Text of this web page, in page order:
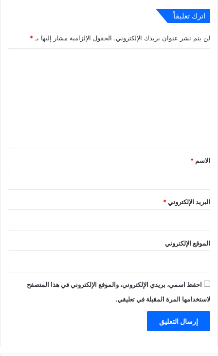
اترك تعليقاً
لن يتم نشر عنوان بريدك الإلكتروني. الحقول الإلزامية مشار إليها بـ *
*
الاسم *
البريد الإلكتروني*
الموقع الإلكتروني
احفظ اسمي، بريدي الإلكتروني، والموقع الإلكتروني في هذا المتصفح
لاستخدامها المرة المقبلة في تعليقي.